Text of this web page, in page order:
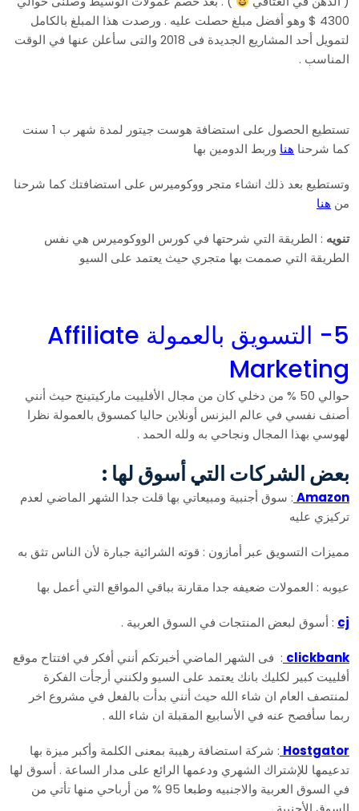
4300 $ وهو أفضل مبلغ حصلت عليه . ورصدت هذا المبلغ بالكامل
لتمويل أحد المشاريع الجديدة فى 2018 والتى سأعلن عنها في الوقت
المناسب .
تستطيع الحصول على استضافة هوست جيتور لمدة شهر ب 1 سنت
كما شرحنا هنا وربط الدومين بها
وتستطيع بعد ذلك انشاء متجر ووكوميرس على استضافتك كما شرحنا
من هنا
تنويه : الطريقة التي شرحتها في كورس الووكوميرس هي نفس
الطريقة التي صممت بها متجري حيث يعتمد على السيو
5- التسويق بالعمولة Affiliate
Marketing
حوالي 50 % من دخلي كان من مجال الأفلييت ماركيتينج حيث أنني
أصنف نفسي في عالم البزنس أونلاين حاليا كمسوق بالعمولة نظرا
لهوسي بهذا المجال ونجاحي به ولله الحمد .
بعض الشركات التي أسوق لها :
Amazon : سوق أجنبية ومبيعاتي بها قلت جدا الشهر الماضي لعدم
تركيزي عليه
مميزات التسويق عبر أمازون : قوته الشرائية جبارة لأن الناس تثق به
عيوبه : العمولات ضعيفه جدا مقارنة بباقي المواقع التي أعمل بها
cj : أسوق لبعض المنتجات في السوق العربية .
clickbank : فى الشهر الماضي أخبرتكم أنني أفكر في افتتاح موقع
أفلييت كبير لكليك بانك يعتمد على السيو ولكنني أرجأت الفكرة
لمنتصف العام ان شاء الله حيث أنني بدأت بالفعل في مشروع اخر
ربما سأفصح عنه في الأسابيع المقبلة ان شاء الله .
Hostgator : شركة استضافة رهيبة بمعنى الكلمة وأكبر ميزة بها
تدعيمها للإشتراك الشهري ودعمها الرائع على مدار الساعة . أسوق لها
في السوق العربية والاجنبيه وطبعا 95 % من أرباحي منها تأتي من